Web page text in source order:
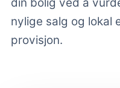
nylige salg og lokal
provisjon.